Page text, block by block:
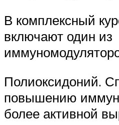
В комплексный
включают один из
Полиоксидоний.
повышению
более активной